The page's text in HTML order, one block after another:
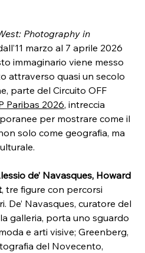
Photography in
marzo al 7 aprile 2026
immaginario viene messo
attraverso quasi un secolo
parte del Circuito OFF
Paribas 2026, intreccia
per mostrare come il
solo come geografia, ma
de’ Navasques, Howard
, tre figure con percorsi
De’ Navasques, curatore del
galleria, porta uno sguardo
e arti visive; Greenberg,
del Novecento,